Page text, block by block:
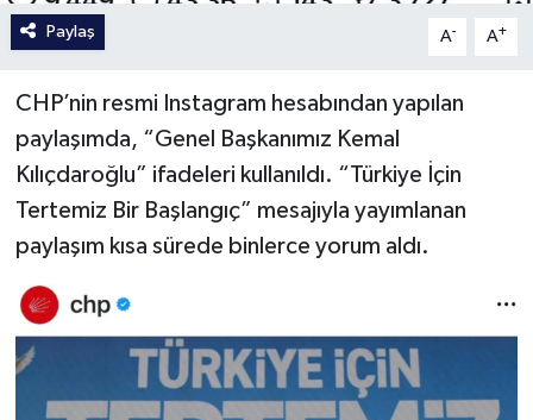
Paylaş A- A+
CHP’nin resmi Instagram hesabından yapılan
paylaşımda, “Genel Başkanımız Kemal
Kılıçdaroğlu” ifadeleri kullanıldı. “Türkiye İçin
Tertemiz Bir Başlangıç” mesajıyla yayımlanan
paylaşım kısa sürede binlerce yorum aldı.